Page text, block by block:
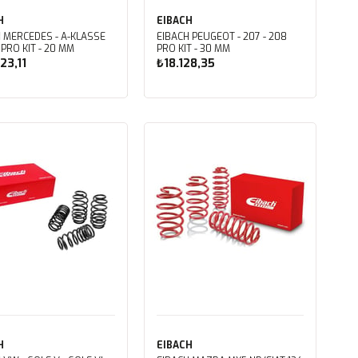
MERCEDES - A-KLASSE
KIT - 20 MM
EIBACH
EIBACH PEUGEOT - 207 - 208
PRO KIT - 30 MM
₺18.128,35
EIBACH